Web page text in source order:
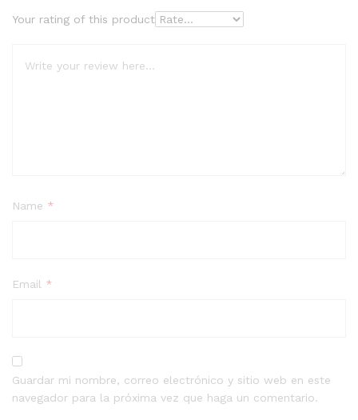
Your rating of this product
Name *
Email *
Guardar mi nombre, correo electrónico y sitio web en este
navegador para la próxima vez que haga un comentario.